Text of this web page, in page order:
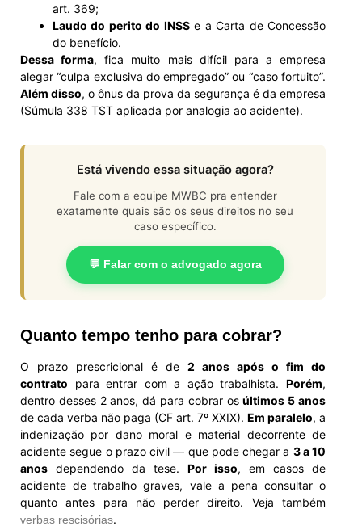
art. 369;
Laudo do perito do INSSe a Carta de Concessão
do benefício.
Dessa forma, fica muito mais difícil para a empresa
alegar “culpa exclusiva do empregado” ou “caso fortuito”.
Além disso, o ônus da prova da segurança é da empresa
(Súmula 338 TST aplicada por analogia ao acidente).
Está vivendo essa situação agora?
Fale com a equipe MWBC pra entender
exatamente quais são os seus direitos no seu
caso específico.
💬 Falar com o advogado agora
Quanto tempo tenho para cobrar?
O prazo prescricional é de 2 anos após o fim do
contrato para entrar com a ação trabalhista. Porém,
dentro desses 2 anos, dá para cobrar osúltimos 5 anos
de cada verba não paga (CF art. 7º XXIX). Em paralelo, a
indenização por dano moral e material decorrente de
acidente segue o prazo civil — que pode chegar a 3 a 10
anos dependendo da tese. Por isso, em casos de
acidente de trabalho graves, vale a pena consultar o
quanto antes para não perder direito. Veja também
verbas rescisórias.